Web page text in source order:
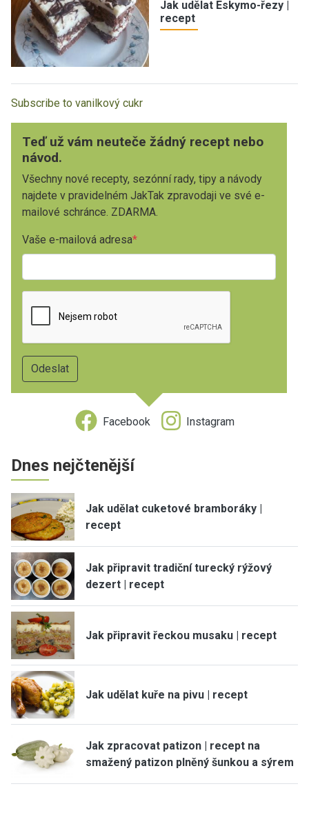
Jak udělat Eskymo-řezy |
recept
Subscribe to vanilkový cukr
Teď už vám neuteče žádný recept nebo
návod.
Všechny nové recepty, sezónní rady, tipy a návody
najdete v pravidelném JakTak zpravodaji ve své e-
mailové schránce. ZDARMA.
Vaše e-mailová adresa
Facebook Instagram
Dnes nejčtenější
Jak udělat cuketové bramboráky |
recept
Jak připravit tradiční turecký rýžový
dezert | recept
Jak připravit řeckou musaku | recept
Jak udělat kuře na pivu | recept
Jak zpracovat patizon | recept na
smažený patizon plněný šunkou a sýrem